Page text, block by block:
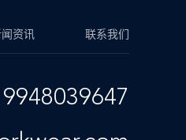
资讯 联系我们